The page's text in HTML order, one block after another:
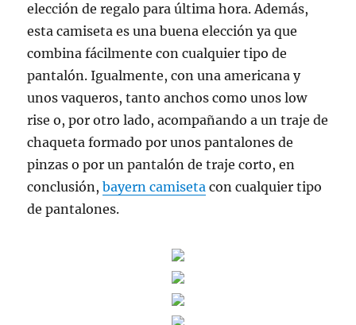
elección de regalo para última hora. Además,
esta camiseta es una buena elección ya que
combina fácilmente con cualquier tipo de
pantalón. Igualmente, con una americana y
unos vaqueros, tanto anchos como unos low
rise o, por otro lado, acompañando a un traje de
chaqueta formado por unos pantalones de
pinzas o por un pantalón de traje corto, en
conclusión,bayern camiseta con cualquier tipo
de pantalones.